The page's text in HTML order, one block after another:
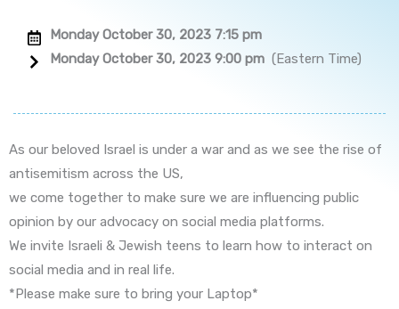
Monday October 30, 2023 7:15 pm
Monday October 30, 2023 9:00 pm (Eastern Time)
As our beloved Israel is under a war and as we see the rise of
antisemitism across the US,
we come together to make sure we are influencing public
opinion by our advocacy on social media platforms.
We invite Israeli & Jewish teens to learn how to interact on
social media and in real life.
*Please make sure to bring your Laptop*